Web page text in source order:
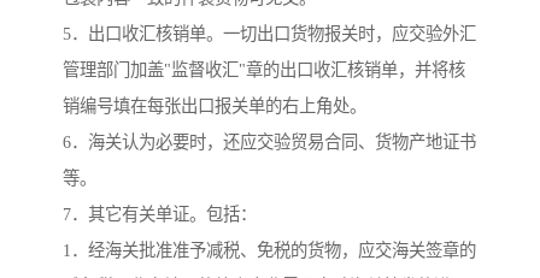
5．出口收汇核销单。一切出口货物报关时，应交验外汇
管理部门加盖"监督收汇"章的出口收汇核销单，并将核
销编号填在每张出口报关单的右上角处。
6．海关认为必要时，还应交验贸易合同、货物产地证书
等。
7．其它有关单证。包括：
1．经海关批准准予减税、免税的货物，应交海关签章的